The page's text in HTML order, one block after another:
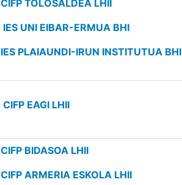
CIFP TOLOSALDEA LHII
IES UNI EIBAR-ERMUA BHI
IES PLAIAUNDI-IRUN INSTITUTUA BHI
CIFP EAGI LHII
CIFP BIDASOA LHII
CIFP ARMERIA ESKOLA LHII